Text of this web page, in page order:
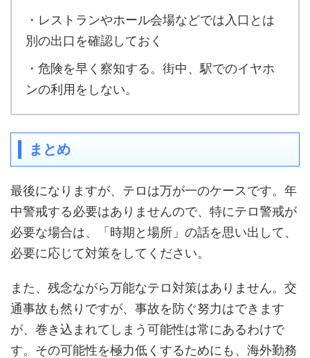
・レストランやホール会場などでは入口とは
別の出口を確認しておく
・危険を早く察知する。街中、駅でのイヤホ
ンの利用をしない。
まとめ
最後になりますが、テロは万が一のケースです。年
中警戒する必要はありませんので、特にテロ警戒が
必要な場合は、「時期と場所」の話を思い出して、
必要に応じて対策をしてください。
また、残念ながら万能なテロ対策はありません。交
通事故も然りですが、事故を防ぐ努力はできます
が、巻き込まれてしまう可能性は常にあるわけで
す。その可能性を極力低くするためにも、海外勤務